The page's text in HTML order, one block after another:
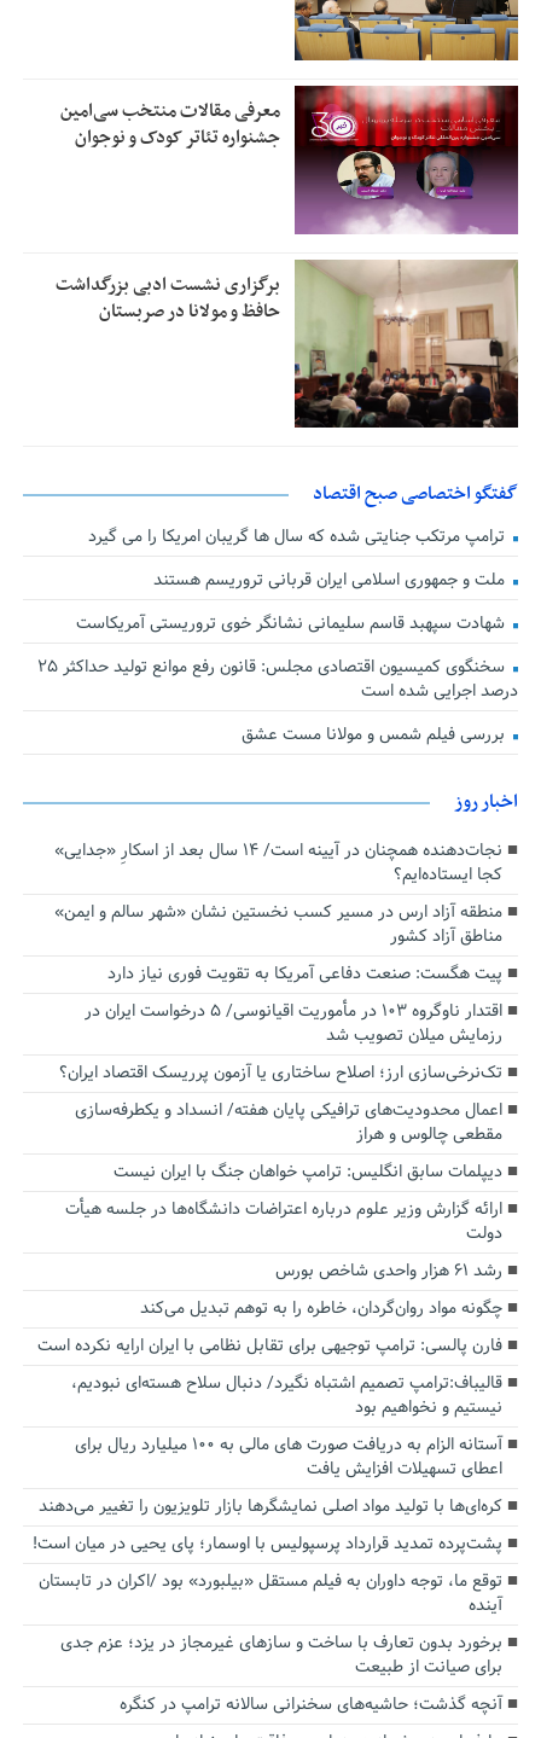
معرفی مقالات منتخب سی‌امین
جشنواره تئاتر کودک و نوجوان
برگزاری نشست ادبی بزرگداشت
حافظ و مولانا در صربستان
گفتگو اختصاصی صبح اقتصاد
ترامپ مرتکب جنایتی شده که سال ها گریبان امریکا را می گیرد
ملت و جمهوری اسلامی ایران قربانی تروریسم هستند
شهادت سپهبد قاسم سلیمانی نشانگر خوی تروریستی آمریکاست
سخنگوی کمیسیون اقتصادی مجلس: قانون رفع موانع تولید حداکثر ۲۵
درصد اجرایی شده است
بررسی فیلم شمس و مولانا مست عشق
اخبار روز
نجات‌دهنده‌ همچنان در آیینه است/ ۱۴ سال بعد از اسکارِ «جدایی»
کجا ایستاده‌ایم؟
منطقه آزاد ارس در مسیر کسب نخستین نشان «شهر سالم و ایمن»
مناطق آزاد کشور
پیت هگست: صنعت دفاعی آمریکا به تقویت فوری نیاز دارد
اقتدار ناوگروه ۱۰۳ در مأموریت‌ اقیانوسی/ ۵ درخواست ایران در
رزمایش میلان تصویب شد
تک‌نرخی‌سازی ارز؛ اصلاح ساختاری یا آزمون پرریسک اقتصاد ایران؟
اعمال محدودیت‌های ترافیکی پایان هفته/ انسداد و یکطرفه‌سازی
مقطعی چالوس و هراز
دیپلمات سابق انگلیس:‌ ترامپ خواهان جنگ با ایران نیست
ارائه گزارش وزیر علوم درباره اعتراضات دانشگاه‌ها در جلسه هیأت
دولت
رشد ۶۱ هزار واحدی شاخص بورس
چگونه مواد روان‌گردان، خاطره را به توهم تبدیل می‌کند
فارن پالسی: ترامپ توجیهی برای تقابل نظامی با ایران ارایه نکرده است
قالیباف:ترامپ تصمیم اشتباه نگیرد/ دنبال سلاح هسته‌ای نبودیم،
نیستیم و نخواهیم بود
آستانه الزام به دریافت صورت های مالی به ۱۰۰ میلیارد ریال برای
اعطای تسهیلات افزایش یافت
کره‌ای‌ها با تولید مواد اصلی نمایشگرها بازار تلویزیون را تغییر می‌دهند
پشت‌پرده تمدید قرارداد پرسپولیس با اوسمار؛ پای یحیی در میان است!
توقع ما، توجه داوران به فیلم مستقل «بیلبورد» بود /اکران در تابستان
آینده
برخورد بدون تعارف با ساخت‌ و سازهای غیرمجاز در یزد؛ عزم جدی
برای صیانت از طبیعت
آنچه گذشت؛ حاشیه‌های سخنرانی سالانه ترامپ در کنگره